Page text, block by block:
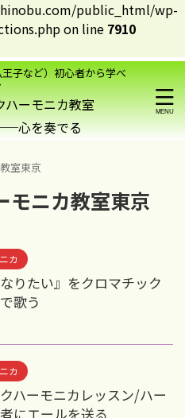
public_html/wp-
on line 7910
子など）初心者から学べ
ハーモニカ教室
室東京
モニカ教室東京
カ
なりたい』をクロマチック
歌う
カ
ハーモニカレッスン/ハー
にエールを送る